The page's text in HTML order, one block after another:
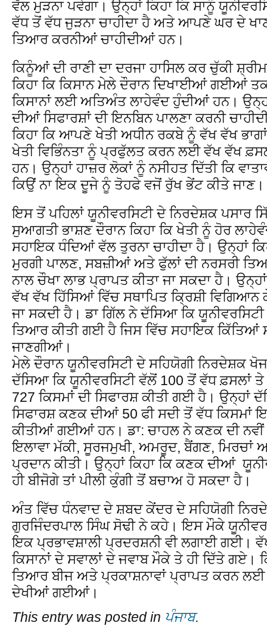
ਵੱਲ ਮੁੜਨਾ ਪਵੇਗਾ। ਉਨ੍ਹਾਂ ਕਿਹਾ ਕਿ ਸਾਨੂੰ
ਵੱਧ ਤੋਂ ਵੱਧ ਜੁੜਨਾ ਚਾਹੀਦਾ ਹੈ ਅਤੇ ਆਪਣੇ ਘਰ ਦੇ
ਤਿਆਰ ਕਰਨੀਆਂ ਚਾਹੀਦੀਆਂ ਹਨ।
ਕਿਨੂੰਆਂ ਦੀ ਰਾਣੀ ਦਾ ਦਰਜਾ ਹਾਸਿਲ ਕਰ ਚੁੱਕੀ
ਕਿਹਾ ਕਿ ਕਿਸਾਨ ਮੇਲੇ ਦੌਰਾਨ ਦਿਖਾਈਆਂ ਗਈਆਂ
ਕਿਸਾਨਾਂ ਲਈ ਅਤਿਅੰਤ ਲਾਹੇਵੰਦ ਹੁੰਦੀਆਂ ਹਨ। ਉਨ੍ਹਾਂ
ਦੀਆਂ ਸਿਫਾਰਸ਼ਾਂ ਦੀ ਇਨਬਿਨ ਪਾਲਣਾ ਕਰਨੀ
ਕਿਹਾ ਕਿ ਆਪਣੇ ਖੇਤੀ ਅਧੀਨ ਰਕਬੇ ਨੂੰ ਵੱਖ ਵੱਖ
ਖੇਤੀ ਵਿਭਿੰਨਤਾ ਨੂੰ ਪ੍ਰਫੁੱਲਤ ਕਰਨ ਲਈ ਵੱਖ ਵੱਖ
ਹਨ। ਉਨ੍ਹਾਂ ਹਾਜ਼ਰ ਲੋਕਾਂ ਨੂੰ ਨਸੀਹਤ ਦਿੱਤੀ ਕਿ
ਕਿਉਂ ਨਾ ਇਕ ਦੂਜੇ ਨੂੰ ਤੋਹਫੇ ਵਜੋਂ ਰੁੱਖ ਭੇਂਟ ਕੀਤੇ ਜਾਣ।
ਇਸ ਤੋਂ ਪਹਿਲਾਂ ਯੂਨੀਵਰਸਿਟੀ ਦੇ ਨਿਰਦੇਸ਼ਕ ਪਸਾਰ
ਸੁਆਗਤੀ ਭਾਸ਼ਣ ਦੌਰਾਨ ਕਿਹਾ ਕਿ ਖੇਤੀ ਨੂੰ ਹੋਰ
ਸਹਾਇਕ ਧੰਦਿਆਂ ਵੱਲ ਤੁਰਨਾ ਚਾਹੀਦਾ ਹੈ। ਉਨ੍ਹਾਂ
ਮੁਰਗੀ ਪਾਲਣ, ਸਬਜ਼ੀਆਂ ਅਤੇ ਫੁੱਲਾਂ ਦੀ ਨਰਸਰੀ
ਨਾਲ ਚੌਖਾ ਲਾਭ ਪ੍ਰਾਪਤ ਕੀਤਾ ਜਾ ਸਕਦਾ ਹੈ।
ਵੱਖ ਵੱਖ ਹਿੱਸਿਆਂ ਵਿੱਚ ਸਥਾਪਿਤ ਕ੍ਰਿਸ਼ੀ ਵਿਗਿਆਨ
ਜਾ ਸਕਦੀ ਹੈ। ਡਾ ਗਿੱਲ ਨੇ ਦੱਸਿਆ ਕਿ
ਤਿਆਰ ਕੀਤੀ ਗਈ ਹੈ ਜਿਸ ਵਿੱਚ ਸਹਾਇਕ ਕਿੱਤਿਆਂ
ਜਾਣਗੀਆਂ।
ਮੇਲੇ ਦੌਰਾਨ ਯੂਨੀਵਰਸਿਟੀ ਦੇ ਸਹਿਯੋਗੀ ਨਿਰਦੇਸ਼ਕ
ਦੱਸਿਆ ਕਿ ਯੂਨੀਵਰਸਿਟੀ ਵੱਲੋਂ 100 ਤੋਂ ਵੱਧ ਫ਼ਸਲਾਂ
727 ਕਿਸਮਾਂ ਦੀ ਸਿਫਾਰਸ਼ ਕੀਤੀ ਗਈ ਹੈ। ਉਨ੍ਹਾਂ
ਸਿਫਾਰਸ਼ ਕਣਕ ਦੀਆਂ 50 ਫੀ ਸਦੀ ਤੋਂ ਵੱਧ ਕਿਸਮਾਂ
ਕੀਤੀਆਂ ਗਈਆਂ ਹਨ। ਡਾ: ਚਾਹਲ ਨੇ ਕਣਕ ਦੀ ਨਵੀਂ
ਇਲਾਵਾ ਮੱਕੀ, ਸੂਰਜਮੁਖੀ, ਅਮਰੂਦ, ਬੈਂਗਣ, ਮਿਰਚਾਂ
ਪ੍ਰਦਾਨ ਕੀਤੀ। ਉਨ੍ਹਾਂ ਕਿਹਾ ਕਿ ਕਣਕ ਦੀਆਂ
ਹੀ ਬੀਜੋਗੇ ਤਾਂ ਪੀਲੀ ਕੁੰਗੀ ਤੋਂ ਬਚਾਅ ਹੋ ਸਕਦਾ ਹੈ।
ਅੰਤ ਵਿੱਚ ਧੰਨਵਾਦ ਦੇ ਸ਼ਬਦ ਕੇਂਦਰ ਦੇ ਸਹਿਯੋਗੀ
ਗੁਰਜਿੰਦਰਪਾਲ ਸਿੰਘ ਸੋਢੀ ਨੇ ਕਹੇ। ਇਸ ਮੌਕੇ
ਇਕ ਪ੍ਰਭਾਵਸ਼ਾਲੀ ਪ੍ਰਦਰਸ਼ਨੀ ਵੀ ਲਗਾਈ ਗਈ।
ਕਿਸਾਨਾਂ ਦੇ ਸਵਾਲਾਂ ਦੇ ਜਵਾਬ ਮੌਕੇ ਤੇ ਹੀ ਦਿੱਤੇ ਗਏ।
ਤਿਆਰ ਬੀਜ ਅਤੇ ਪ੍ਰਕਾਸ਼ਨਾਵਾਂ ਪ੍ਰਾਪਤ ਕਰਨ ਲਈ
ਦੇਖੀਆਂ ਗਈਆਂ।
This entry was posted in ਪੰਜਾਬ.